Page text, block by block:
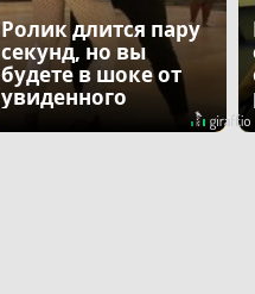
Ролик длится пару
секунд, но вы
будете в шоке от
увиденного